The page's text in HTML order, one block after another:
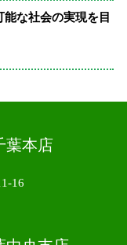
な社会の実現を目
葉本店
16